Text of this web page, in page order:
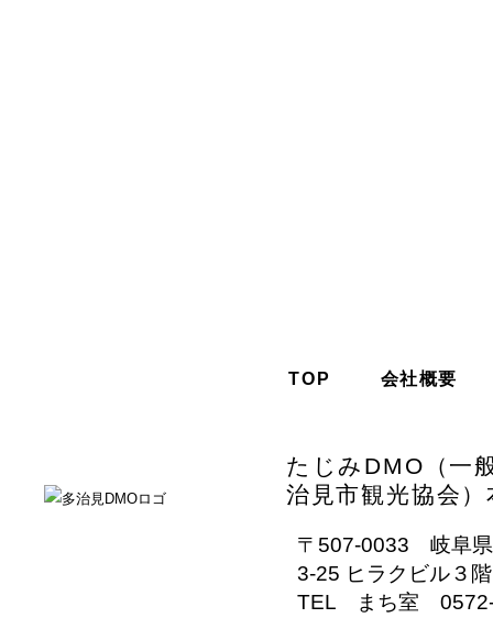
TOP 会社概要
たじみDMO（一
治見市観光協会）
〒507-0033 岐阜県
3-25 ヒラクビル３階
TEL まち室 0572-